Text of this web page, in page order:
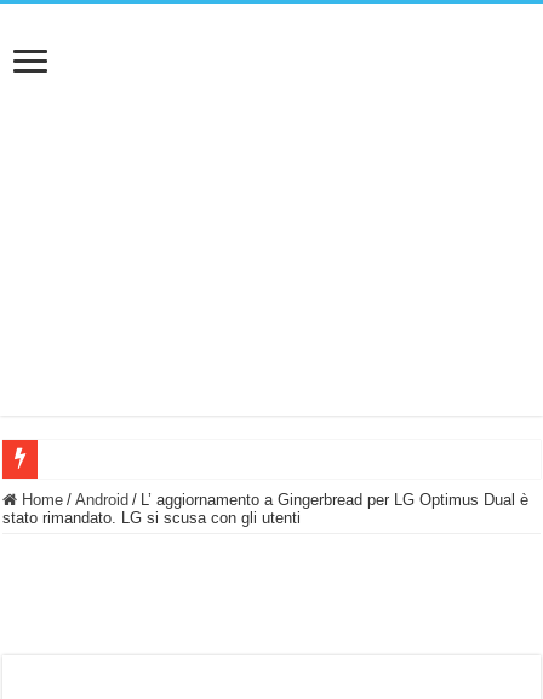
BASTA FATICARE! Questo robot tagliaerba lo appoggi e fa tutto lui! (Senza
Home / Android / L’ aggiornamento a Gingerbread per LG Optimus Dual è
stato rimandato. LG si scusa con gli utenti